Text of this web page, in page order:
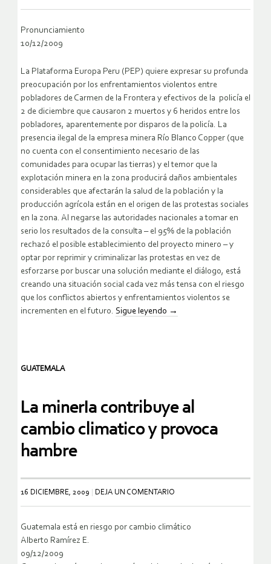
Pronunciamiento
10/12/2009
La Plataforma Europa Peru (PEP) quiere expresar su profunda
preocupación por los enfrentamientos violentos entre
pobladores de Carmen de la Frontera y efectivos de la policía el
2 de diciembre que causaron 2 muertos y 6 heridos entre los
pobladores, aparentemente por disparos de la policía. La
presencia ilegal de la empresa minera Río Blanco Copper (que
no cuenta con el consentimiento necesario de las
comunidades para ocupar las tierras) y el temor que la
explotación minera en la zona producirá daños ambientales
considerables que afectarán la salud de la población y la
producción agrícola están en el origen de las protestas sociales
en la zona. Al negarse las autoridades nacionales a tomar en
serio los resultados de la consulta – el 95% de la población
rechazó el posible establecimiento del proyecto minero – y
optar por reprimir y criminalizar las protestas en vez de
esforzarse por buscar una solución mediante el diálogo, está
creando una situación social cada vez más tensa con el riesgo
que los conflictos abiertos y enfrentamientos violentos se
incrementen en el futuro. Sigue leyendo →
GUATEMALA
La minerIa contribuye al
cambio climatico y provoca
hambre
16 DICIEMBRE, 2009 DEJA UN COMENTARIO
Guatemala está en riesgo por cambio climático
Alberto Ramírez E.
09/12/2009